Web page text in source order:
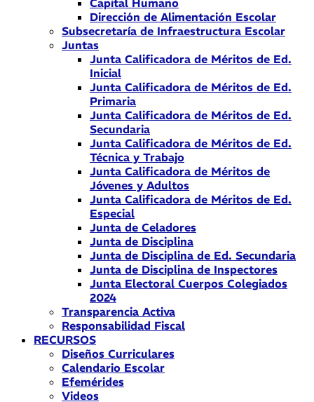
Capital Humano
Dirección de Alimentación Escolar
Subsecretaría de Infraestructura Escolar
Juntas
Junta Calificadora de Méritos de Ed.
Inicial
Junta Calificadora de Méritos de Ed.
Primaria
Junta Calificadora de Méritos de Ed.
Secundaria
Junta Calificadora de Méritos de Ed.
Técnica y Trabajo
Junta Calificadora de Méritos de
Jóvenes y Adultos
Junta Calificadora de Méritos de Ed.
Especial
Junta de Celadores
Junta de Disciplina
Junta de Disciplina de Ed. Secundaria
Junta de Disciplina de Inspectores
Junta Electoral Cuerpos Colegiados
2024
Transparencia Activa
Responsabilidad Fiscal
RECURSOS
Diseños Curriculares
Calendario Escolar
Efemérides
Videos